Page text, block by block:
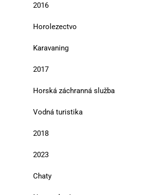
2016
Horolezectvo
Karavaning
2017
Horská záchranná služba
Vodná turistika
2018
2023
Chaty